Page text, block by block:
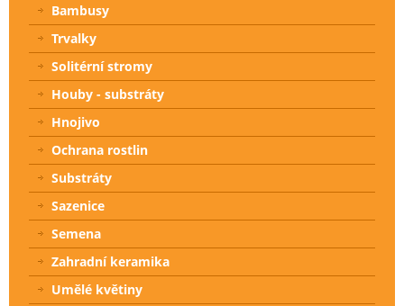
Bambusy
Trvalky
Solitérní stromy
Houby - substráty
Hnojivo
Ochrana rostlin
Substráty
Sazenice
Semena
Zahradní keramika
Umělé květiny